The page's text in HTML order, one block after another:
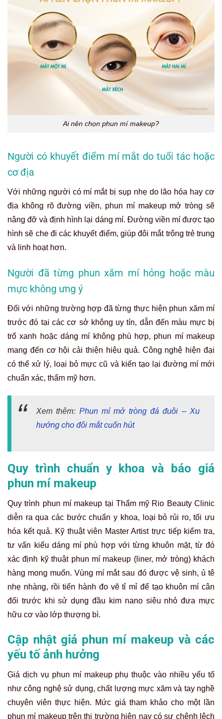
Ai nên chọn phun mí makeup?
Người có khuyết điểm mí mắt do tuổi tác hoặc
cơ địa
Với những người có mí mắt bị sụp nhẹ do lão hóa hay cơ
địa không rõ đường viền, phun mí makeup mở tròng sẽ
nâng đỡ và định hình lại dáng mí. Đường viền mí được tạo
hình sẽ che đi các khuyết điểm, giúp đôi mắt trông trẻ trung
và linh hoạt hơn.
Người đã từng phun xăm mí hỏng hoặc màu
mực không ưng ý
Đối với những trường hợp đã từng thực hiện phun xăm mí
trước đó tại các cơ sở không uy tín, dẫn đến màu mực bị
trổ xanh hoặc dáng mí không phù hợp, phun mí makeup
mang đến cơ hội cải thiện hiệu quả. Công nghệ hiện đại
có thể xử lý, loại bỏ mực cũ và kiến tạo lại đường mí mới
chuẩn xác, thẩm mỹ hơn.
Xem thêm: Phun mí mở tròng đá đuôi – Xu
hướng cho đôi mắt cuốn hút
Quy trình chuẩn y khoa và báo giá
phun mí makeup
Quy trình phun mí makeup tại Thẩm mỹ Rio Beauty Clinic
diễn ra qua các bước chuẩn y khoa, loại bỏ rủi ro, tối ưu
hóa kết quả. Kỹ thuật viên Master Artist trực tiếp kiểm tra,
tư vấn kiểu dáng mí phù hợp với từng khuôn mặt, từ đó
xác định kỹ thuật phun mí makeup (liner, mở tròng) khách
hàng mong muốn. Vùng mí mắt sau đó được vệ sinh, ủ tê
nhẹ nhàng, rồi tiến hành đo vẽ tỉ mỉ để tạo khuôn mí cân
đối trước khi sử dụng đầu kim nano siêu nhỏ đưa mực
hữu cơ vào lớp thượng bì.
Cập nhật giá phun mí makeup và các
yếu tố ảnh hưởng
Giá dịch vụ phun mí makeup phụ thuộc vào nhiều yếu tố
như công nghệ sử dụng, chất lượng mực xăm và tay nghề
chuyên viên thực hiện. Mức giá tham khảo cho một lần
phun mí makeup trên thị trường hiện nay có sự chênh lệch